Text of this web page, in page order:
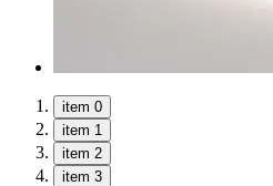
item 0
item 1
item 2
item 3